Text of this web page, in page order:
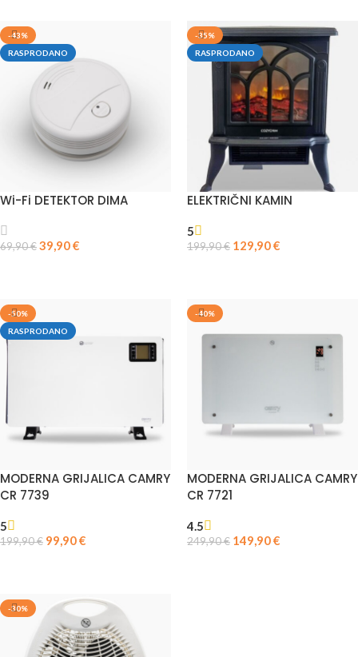
-43%
RASPRODANO
Wi-Fi DETEKTOR DIMA
69,90€39,90€
-35%
RASPRODANO
ELEKTRIČNI KAMIN
5
199,90€ 129,90€
-50%
RASPRODANO
MODERNA GRIJALICA CAMRY
CR 7739
5
199,90€ 99,90€
-40%
MODERNA GRIJALICA CAMRY
CR 7721
4.5
249,90€ 149,90€
-30%